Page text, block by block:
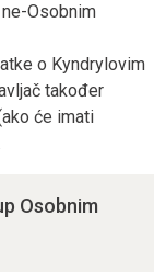
Osobnim
o Kyndrylovim
također
će imati
Osobnim